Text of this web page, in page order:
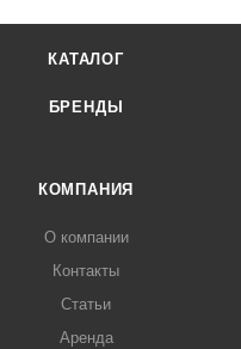
КАТАЛОГ
БРЕНДЫ
КОМПАНИЯ
О компании
Контакты
Статьи
Аренда